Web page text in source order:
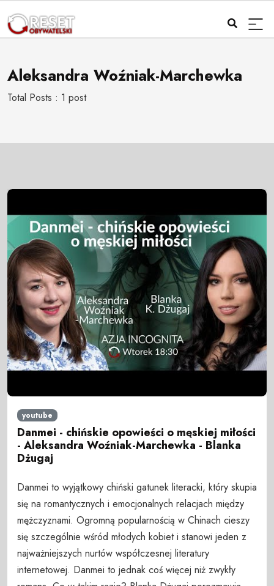
Aleksandra Woźniak-Marchewka
Total Posts : 1 post
youtube
Danmei - chińskie opowieści o męskiej miłości
- Aleksandra Woźniak-Marchewka - Blanka
Dżugaj
Danmei to wyjątkowy chiński gatunek literacki, który skupia
się na romantycznych i emocjonalnych relacjach między
mężczyznami. Ogromną popularnością w Chinach cieszy
się szczególnie wśród młodych kobiet i stanowi jeden z
najważniejszych nurtów współczesnej literatury
internetowej. Danmei to jednak coś więcej niż zwykły